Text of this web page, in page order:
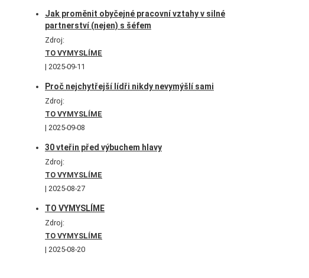
Jak proměnit obyčejné pracovní vztahy v silné
partnerství (nejen) s šéfem
Zdroj:
TO VYMYSLÍME
2025-09-11
Proč nejchytřejší lídři nikdy nevymýšlí sami
Zdroj:
TO VYMYSLÍME
2025-09-08
30 vteřin před výbuchem hlavy
Zdroj:
TO VYMYSLÍME
2025-08-27
TO VYMYSLÍME
Zdroj:
TO VYMYSLÍME
2025-08-20